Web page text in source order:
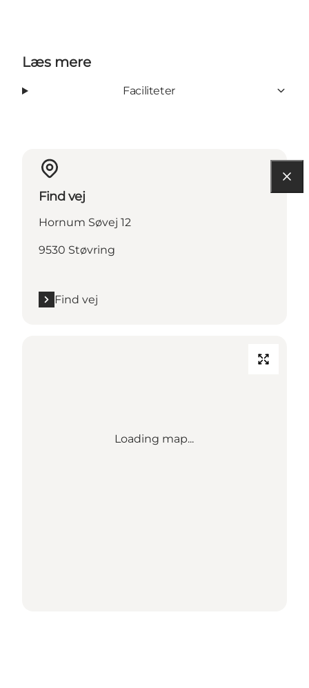
Læs mere
Faciliteter
Find vej
Hornum Søvej 12
9530 Støvring
Find vej
Loading map...